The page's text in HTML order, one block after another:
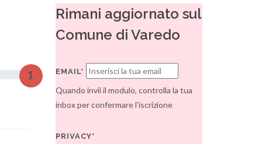
1
Rimani aggiornato sul
Comune di Varedo
EMAIL*
Quando invii il modulo, controlla la tua
inbox per confermare l'iscrizione
PRIVACY*